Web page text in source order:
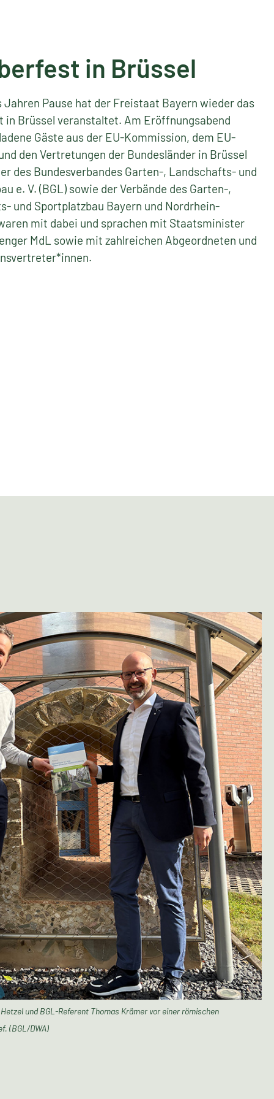
V. (BGL).
neuen Positionspapier an die
Kurshalten beim Ausbau der grün-blauen
deutschen Arbeitsmarkt. Mehr...
in Brüssel
Jahren Pause hat der Freistaat Bayern wieder das
in Brüssel veranstaltet. Am Eröffnungsabend
Gäste aus der EU-Kommission, dem EU-
den Vertretungen der Bundesländer in Brüssel
des Bundesverbandes Garten-, Landschafts- und
e. V. (BGL) sowie der Verbände des Garten-,
und Sportplatzbau Bayern und Nordrhein-
mit dabei und sprachen mit Staatsminister
MdL sowie mit zahlreichen Abgeordneten und
und BGL-Referent Thomas Krämer vor einer römischen
(BGL/DWA)